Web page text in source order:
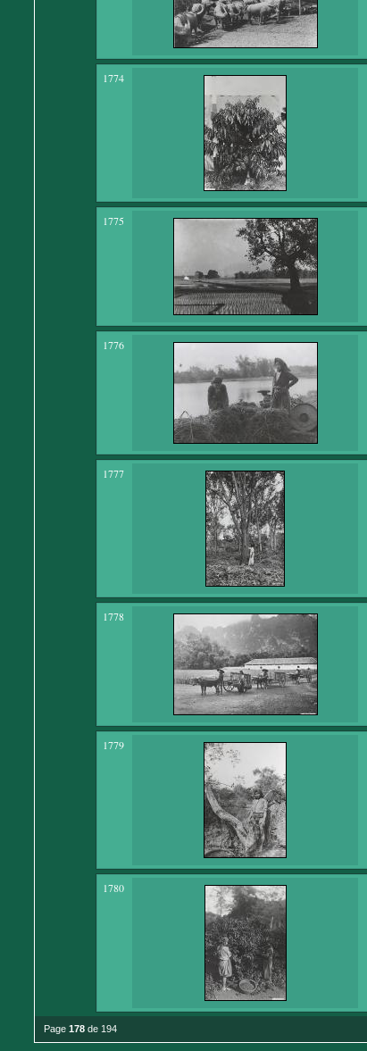
1774
1775
1776
1777
1778
1779
1780
Page 178 de 194